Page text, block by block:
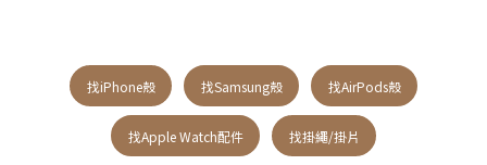
找iPhone殼 找Samsung殼 找AirPods殼
找Apple Watch配件 找掛繩/掛片